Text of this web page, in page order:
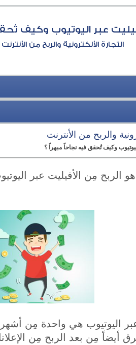
عبر اليوتيوب وكيف
التجارة الألكترونية والربح من الأنترنت
والربح من الأنترنت
وكيف تُحقق فيه نجاحاً مبهراً ؟
الربح مِن الأفيليت عبر
عبر اليوتيوب هي واحدة مِن
أيضاً مِن بعد الربح مِن